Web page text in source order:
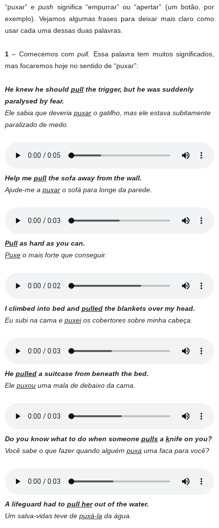
“puxar” epush significa “empurrar” ou “apertar” (um botão, por
exemplo). Vejamos algumas frases para deixar mais claro como
usar cada uma dessas duas palavras.
1 – Comecemos compull. Essa palavra tem muitos significados,
mas focaremos hoje no sentido de “puxar”:
He knew he should pull the trigger, but he was suddenly
paralysed by fear.
Ele sabia que deveria puxar o gatilho, mas ele estava subitamente
paralizado de medo.
Help me pull the sofa away from the wall.
Ajude-me a puxar o sofá para longe da parede.
Pull as hard as you can.
Puxe o mais forte que conseguir.
I climbed into bed and pulled the blankets over my head.
Eu subi na cama e puxeios cobertores sobre minha cabeça.
He pulled a suitcase from beneath the bed.
Ele puxou uma mala de debaixo da cama.
Do you know what to do when someone pulls a knife on you?
Você sabe o que fazer quando alguém puxa uma faca para você?
A lifeguard had to pull herout of the water.
Um salva-vidas teve de puxá-la da água.